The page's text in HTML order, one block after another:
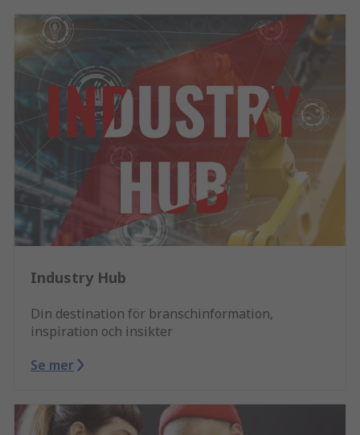
Industry Hub
Din destination för branschinformation,
inspiration och insikter
Se mer